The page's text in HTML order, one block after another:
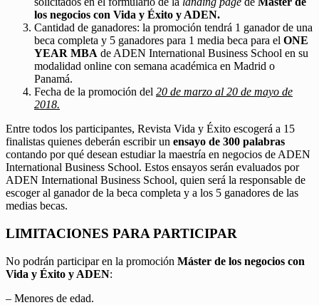
los negocios con Vida y Éxito y ADEN.
Cantidad de ganadores: la promoción tendrá 1 ganador de una
beca completa y 5 ganadores para 1 media beca para el ONE
YEAR MBA de ADEN International Business School en su
modalidad online con semana académica en Madrid o
Panamá.
Fecha de la promoción del 20 de marzo al 20 de mayo de
2018.
Entre todos los participantes, Revista Vida y Éxito escogerá a 15
finalistas quienes deberán escribir un ensayo de 300 palabras
contando por qué desean estudiar la maestría en negocios de ADEN
International Business School. Estos ensayos serán evaluados por
ADEN International Business School, quien será la responsable de
escoger al ganador de la beca completa y a los 5 ganadores de las
medias becas.
LIMITACIONES PARA PARTICIPAR
No podrán participar en la promoción Máster de los negocios con
Vida y Éxito y ADEN:
– Menores de edad.